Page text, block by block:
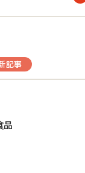
記事
品